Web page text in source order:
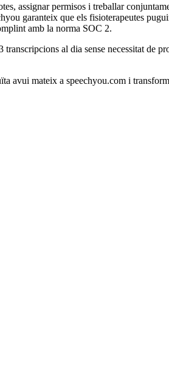
assignar permisos i treballar
garanteix que els fisioterapeutes
amb la norma SOC 2.
al dia sense necessitat de
avui mateix a speechyou.com i